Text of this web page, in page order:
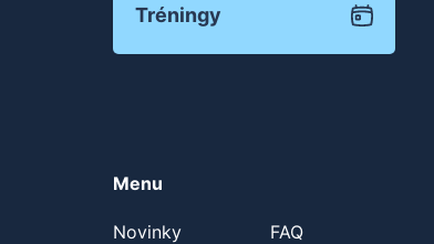
Tréningy
Menu
Novinky
FAQ